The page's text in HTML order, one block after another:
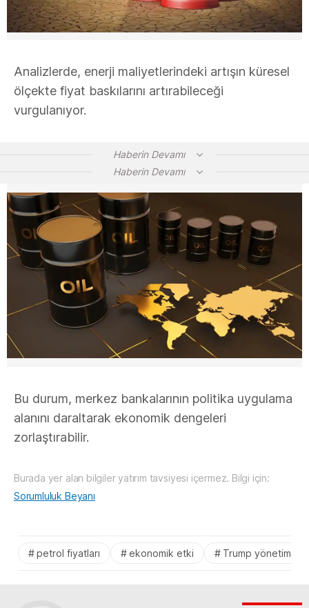
Analizlerde, enerji maliyetlerindeki artışın küresel
ölçekte fiyat baskılarını artırabileceği
vurgulanıyor.
Haberin Devamı
Haberin Devamı
Bu durum, merkez bankalarının politika uygulama
alanını daraltarak ekonomik dengeleri
zorlaştırabilir.
Burada yer alan bilgiler yatırım tavsiyesi içermez. Bilgi için:
Sorumluluk Beyanı
petrol fiyatları ekonomik etki Trump yönetimi